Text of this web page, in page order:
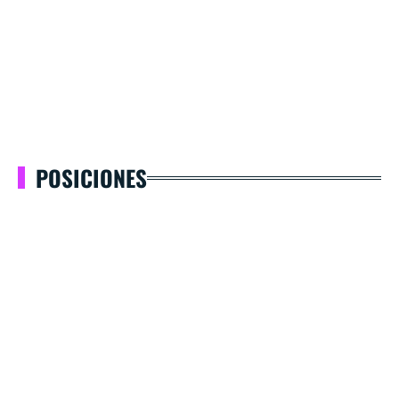
POSICIONES